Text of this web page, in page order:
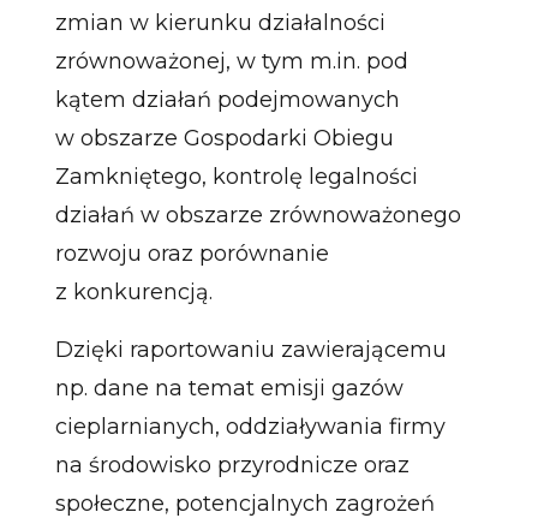
zmian w kierunku działalności
zrównoważonej, w tym m.in. pod
kątem działań podejmowanych
w obszarze Gospodarki Obiegu
Zamkniętego, kontrolę legalności
działań w obszarze zrównoważonego
rozwoju oraz porównanie
z konkurencją.
Dzięki raportowaniu zawierającemu
np. dane na temat emisji gazów
cieplarnianych, oddziaływania firmy
na środowisko przyrodnicze oraz
społeczne, potencjalnych zagrożeń